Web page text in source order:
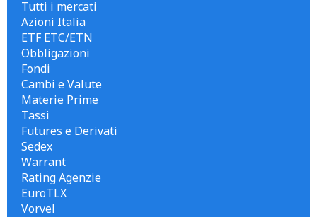
Tutti i mercati
Azioni Italia
ETF ETC/ETN
Obbligazioni
Fondi
Cambi e Valute
Materie Prime
Tassi
Futures e Derivati
Sedex
Warrant
Rating Agenzie
EuroTLX
Vorvel